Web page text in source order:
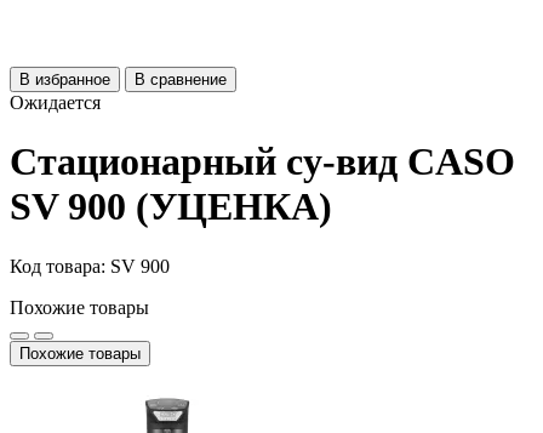
В избранное В сравнение
Ожидается
Стационарный су-вид CASO
SV 900 (УЦЕНКА)
Код товара: SV 900
Похожие товары
Похожие товары